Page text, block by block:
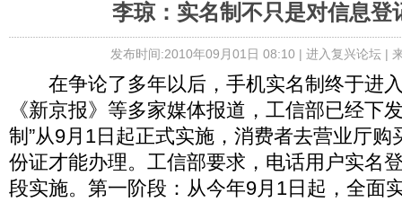
李琼：实名制不只是对信息登
发布时间:2010年09月01日 08:10 | 进入复兴论坛|
在争论了多年以后，手机实名制终于进
《新京报》等多家媒体报道，工信部已经下
制”从9月1日起正式实施，消费者去营业厅购
份证才能办理。工信部要求，电话用户实名
段实施。第一阶段：从今年9月1日起，全面